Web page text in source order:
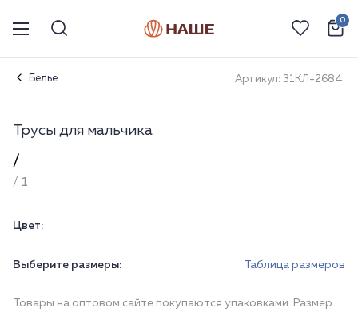
0
Белье Артикул: 31КЛ-2684.
Трусы для мальчика
/
/ 1
Цвет:
Выберите размеры: Таблица размеров
Товары на оптовом сайте покупаются упаковками. Размер